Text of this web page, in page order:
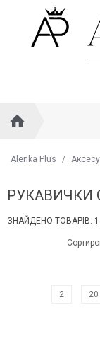
Alenka Plus /
РУКАВИЧКИ
ЗНАЙДЕНО ТОВАРІВ:
2 20